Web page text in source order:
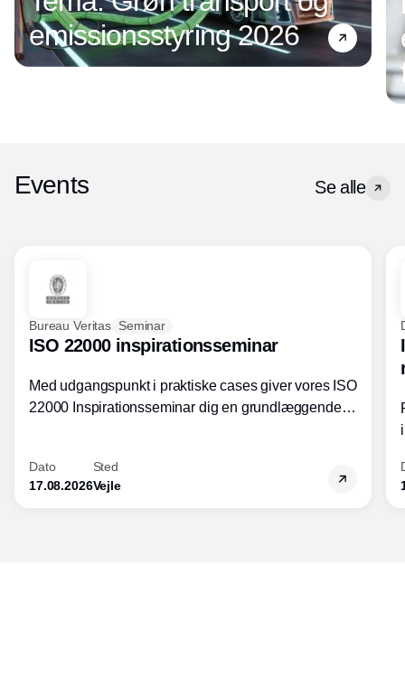
emissionsstyring 2026
Events Se alle
Bureau Veritas Seminar
ISO 22000 inspirationsseminar
Med udgangspunkt i praktiske cases giver vores ISO
22000 Inspirationsseminar dig en grundlæggende
fødevarestandardens integration med andre
standarder.
Dato
17.08.2026
Sted
Vejle